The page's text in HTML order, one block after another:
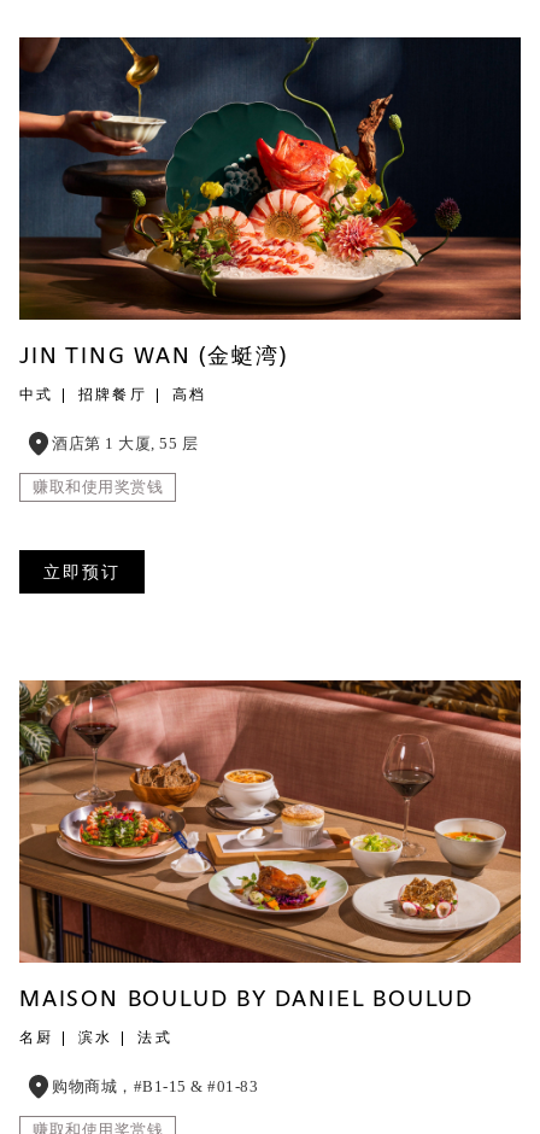
JIN TING WAN (金蜓湾)
中式 招牌餐厅 高档
酒店第 1 大厦, 55 层
赚取和使用奖赏钱
立即预订
MAISON BOULUD BY DANIEL BOULUD
名厨 滨水 法式
购物商城，#B1-15 & #01-83